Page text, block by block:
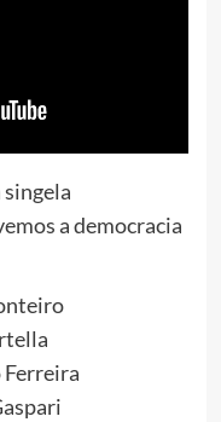
a democracia